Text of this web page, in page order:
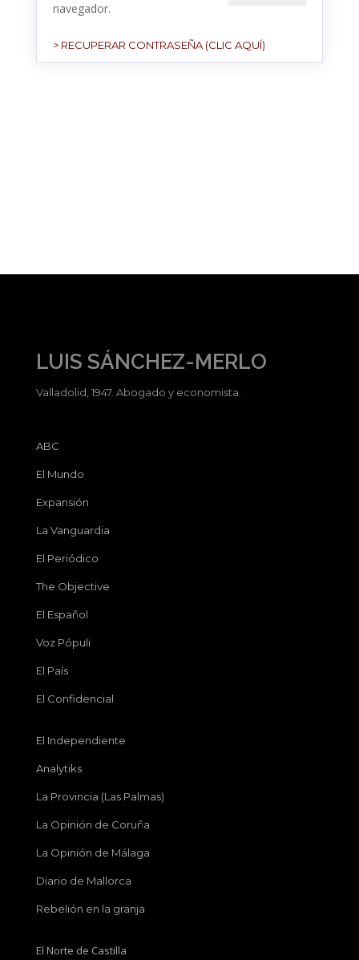
navegador.
> RECUPERAR CONTRASEÑA (CLIC AQUÍ)
LUIS SÁNCHEZ-MERLO
Valladolid, 1947. Abogado y economista.
ABC
El Mundo
Expansión
La Vanguardia
El Periódico
The Objective
El Español
Voz Pópuli
El País
El Confidencial
El Independiente
Analytiks
La Provincia (Las Palmas)
La Opinión de Coruña
La Opinión de Málaga
Diario de Mallorca
Rebelión en la granja
El Norte de Castilla